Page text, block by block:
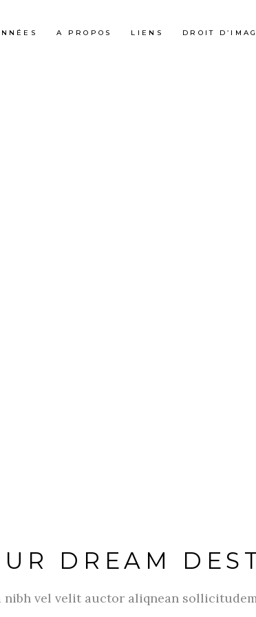
A PROPOS LIENS DROIT
DREAM
nibh vel velit auctor aliqnean